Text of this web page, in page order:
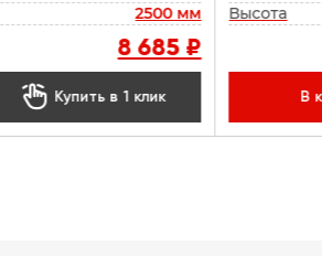
2500 мм
8 685 ₽
 Купить в 1 клик
Высота
В